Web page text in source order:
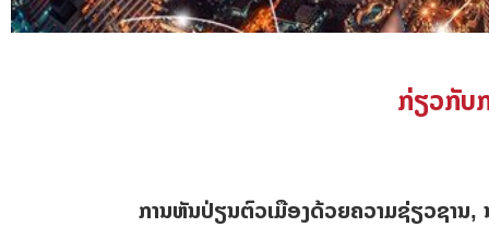
ກ່ຽວກັບ
ການຫັນປ່ຽນຕົວເມືອງດ້ວຍຄວາມຊ່ຽວຊານ,